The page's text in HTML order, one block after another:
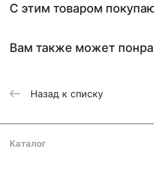
С этим товаром
Вам также может
Назад к списку
Каталог